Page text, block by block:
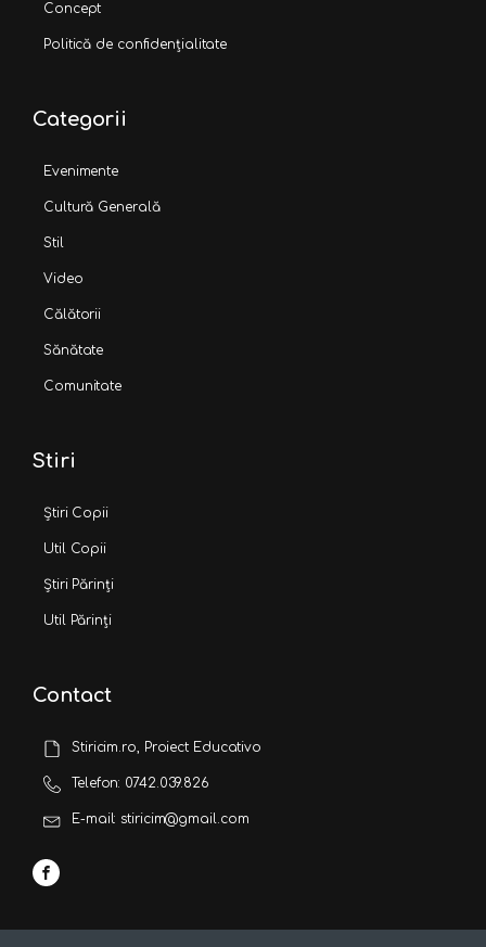
Concept
Politică de confidențialitate
Categorii
Evenimente
Cultură Generală
Stil
Video
Călătorii
Sănătate
Comunitate
Stiri
Știri Copii
Util Copii
Știri Părinți
Util Părinți
Contact
Stiricim.ro, Proiect Educativo
Telefon: 0742.039.826
E-mail: stiricim@gmail.com